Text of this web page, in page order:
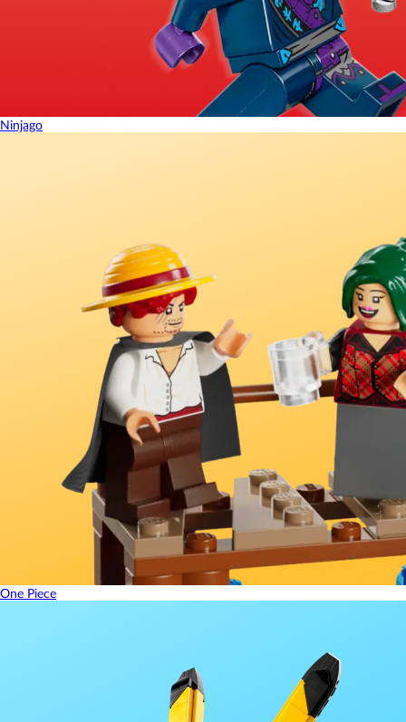
Ninjago
One Piece